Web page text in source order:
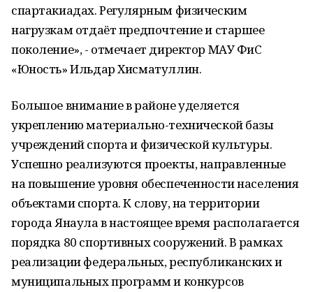
спартакиадах. Регулярным физическим
нагрузкам отдаёт предпочтение и старшее
поколение», - отмечает директор МАУ ФиС
«Юность» Ильдар Хисматуллин.
Большое внимание в районе уделяется
укреплению материально-технической базы
учреждений спорта и физической культуры.
Успешно реализуются проекты, направленные
на повышение уровня обеспеченности населения
объектами спорта. К слову, на территории
города Янаула в настоящее время располагается
порядка 80 спортивных сооружений. В рамках
реализации федеральных, республиканских и
муниципальных программ и конкурсов